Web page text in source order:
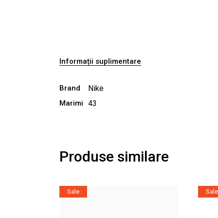
Informații suplimentare
Brand Nike
Marimi 43
Produse similare
Sale Sale